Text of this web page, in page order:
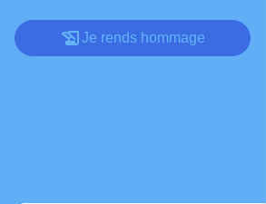
Je rends hommage